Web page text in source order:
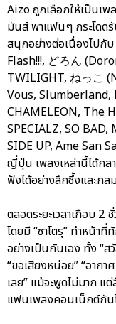
Aizo ถูกเลือกให้เป็นเ
มันส์ พาแฟนๆ กระโดด
สนุกอย่างต่อเนื่องไปกั
Flash!!!, どろん
TWILIGHT, ねっこ
Vous, Slumberland,
CHAMELEON, The
SPECIALZ, SO BAD,
SIDE UP, Ame San
ญี่ปุ่น เพลงเหล่านี้ได้กล
ฟังได้อย่างลึกซึ้งและก
ตลอดระยะเวลาเกือบ 2
โดยมี “ซาโตรุ” ทำหน้
อย่างเป็นกันเอง ทั้ง “
“ขอเสียงหน่อย” “อาก
เลย” แม้จะพูดไม่มาก แ
แฟนเพลงคอนเน็กต์กัน